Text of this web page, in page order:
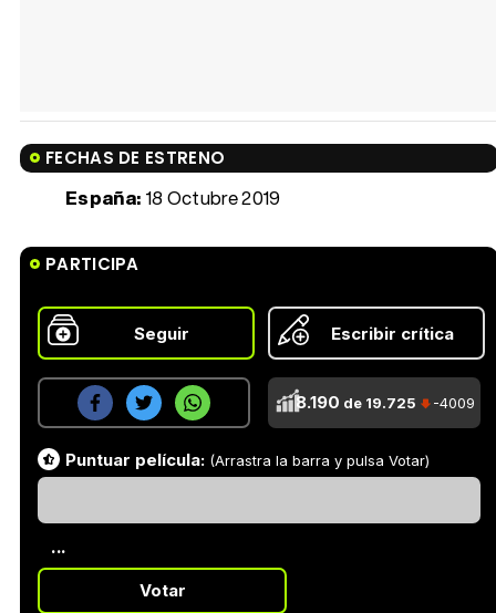
FECHAS DE ESTRENO
España: 18 Octubre 2019
PARTICIPA
Seguir Escribir crítica
8.190 de 19.725 -4009
Puntuar película: (Arrastra la barra y pulsa Votar)
...
Votar